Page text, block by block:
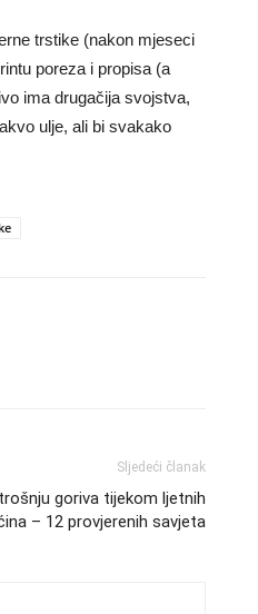
trstike (nakon mjeseci
poreza i propisa (a
ima drugačija svojstva,
ulje, ali bi svakako
Sljedeći članak
goriva tijekom ljetnih
– 12 provjerenih savjeta